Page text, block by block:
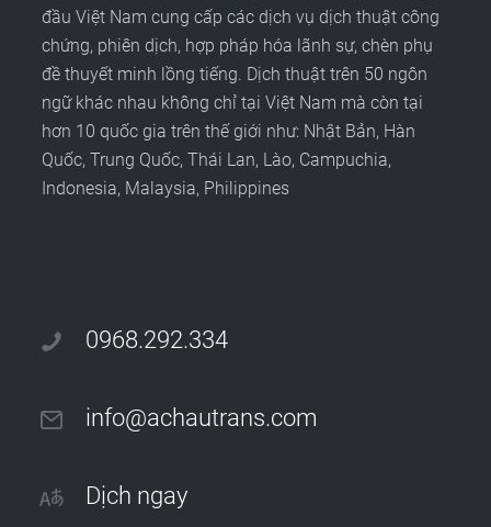
đầu Việt Nam cung cấp các dịch vụ dịch thuật công
chứng, phiên dịch, hợp pháp hóa lãnh sự, chèn phụ
đề thuyết minh lồng tiếng. Dịch thuật trên 50 ngôn
ngữ khác nhau không chỉ tại Việt Nam mà còn tại
hơn 10 quốc gia trên thế giới như: Nhật Bản, Hàn
Quốc, Trung Quốc, Thái Lan, Lào, Campuchia,
Indonesia, Malaysia, Philippines
0968.292.334
info@achautrans.com
Dịch ngay